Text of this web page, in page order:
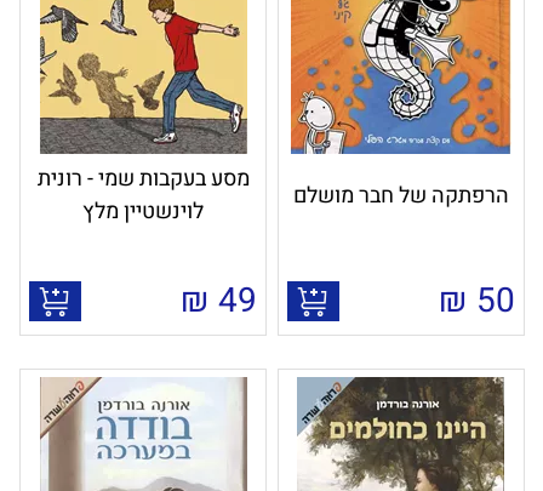
הרפתקה של חבר מושלם
50
₪
מסע בעקבות שמי - רונית
לוינשטיין מלץ
49
₪